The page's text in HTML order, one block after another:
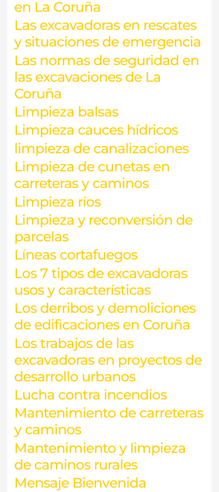
en La Coruña
Las excavadoras en rescates
y situaciones de emergencia
Las normas de seguridad en
las excavaciones de La
Coruña
Limpieza balsas
Limpieza cauces hídricos
limpieza de canalizaciones
Limpieza de cunetas en
carreteras y caminos
Limpieza ríos
Limpieza y reconversión de
parcelas
Líneas cortafuegos
Los 7 tipos de excavadoras
usos y características
Los derribos y demoliciones
de edificaciones en Coruña
Los trabajos de las
excavadoras en proyectos de
desarrollo urbanos
Lucha contra incendios
Mantenimiento de carreteras
y caminos
Mantenimiento y limpieza
de caminos rurales
Mensaje Bienvenida